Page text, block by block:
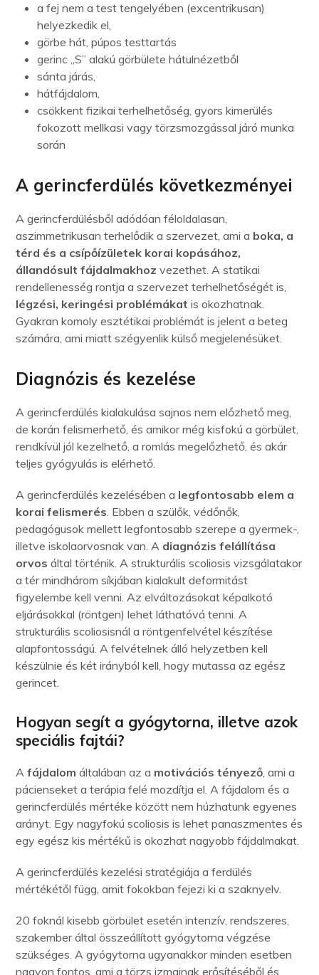
a fej nem a test tengelyében (excentrikusan)
helyezkedik el,
görbe hát, púpos testtartás
gerinc „S” alakú görbülete hátulnézetből
sánta járás,
hátfájdalom,
csökkent fizikai terhelhetőség, gyors kimerülés
fokozott mellkasi vagy törzsmozgással járó munka
során
A gerincferdülés következményei
A gerincferdülésből adódóan féloldalasan,
aszimmetrikusan terhelődik a szervezet, ami a boka, a
térd és a csípőízületek korai kopásához,
állandósult fájdalmakhoz vezethet. A statikai
rendellenesség rontja a szervezet terhelhetőségét is,
légzési, keringési problémákat is okozhatnak.
Gyakran komoly esztétikai problémát is jelent a beteg
számára, ami miatt szégyenlik külső megjelenésüket.
Diagnózis és kezelése
A gerincferdülés kialakulása sajnos nem előzhető meg,
de korán felismerhető, és amikor még kisfokú a görbület,
rendkívül jól kezelhető, a romlás megelőzhető, és akár
teljes gyógyulás is elérhető.
A gerincferdülés kezelésében a legfontosabb elem a
korai felismerés. Ebben a szülők, védőnők,
pedagógusok mellett legfontosabb szerepe a gyermek-,
illetve iskolaorvosnak van. A diagnózis felállítása
orvos által történik. A strukturális scoliosis vizsgálatakor
a tér mindhárom síkjában kialakult deformitást
figyelembe kell venni. Az elváltozásokat képalkotó
eljárásokkal (röntgen) lehet láthatóvá tenni. A
strukturális scoliosisnál a röntgenfelvétel készítése
alapfontosságú. A felvételnek álló helyzetben kell
készülnie és két irányból kell, hogy mutassa az egész
gerincet.
Hogyan segít a gyógytorna, illetve azok
speciális fajtái?
Afájdalom általában az a motivációs tényező, ami a
pácienseket a terápia felé mozdítja el. A fájdalom és a
gerincferdülés mértéke között nem húzhatunk egyenes
arányt. Egy nagyfokú scoliosis is lehet panaszmentes és
egy egész kis mértékű is okozhat nagyobb fájdalmakat.
A gerincferdülés kezelési stratégiája a ferdülés
mértékétől függ, amit fokokban fejezi ki a szaknyelv.
20 foknál kisebb görbület esetén intenzív, rendszeres,
szakember által összeállított gyógytorna végzése
szükséges. A gyógytorna ugyanakkor minden esetben
nagyon fontos, ami a törzs izmainak erősítéséből és